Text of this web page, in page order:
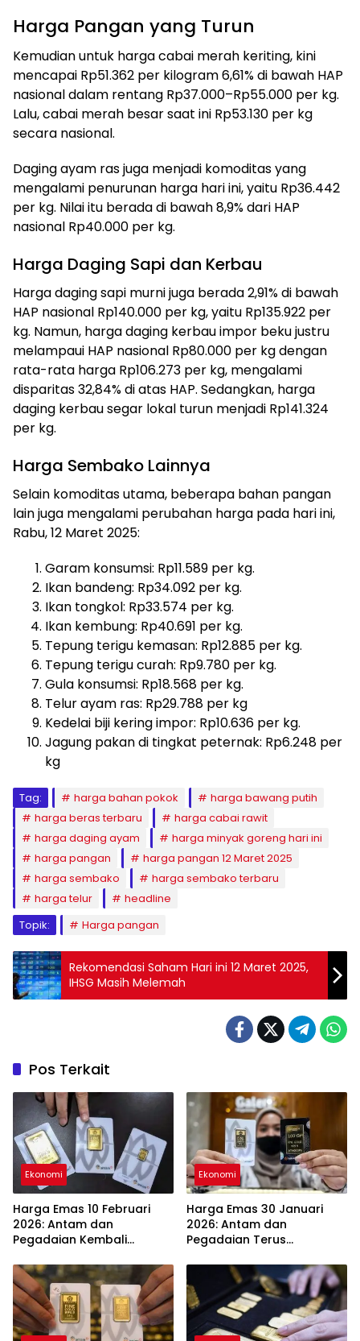
Harga Pangan yang Turun
Kemudian untuk harga cabai merah keriting, kini
mencapai Rp51.362 per kilogram 6,61% di bawah HAP
nasional dalam rentang Rp37.000–Rp55.000 per kg.
Lalu, cabai merah besar saat ini Rp53.130 per kg
secara nasional.
Daging ayam ras juga menjadi komoditas yang
mengalami penurunan harga hari ini, yaitu Rp36.442
per kg. Nilai itu berada di bawah 8,9% dari HAP
nasional Rp40.000 per kg.
Harga Daging Sapi dan Kerbau
Harga daging sapi murni juga berada 2,91% di bawah
HAP nasional Rp140.000 per kg, yaitu Rp135.922 per
kg. Namun, harga daging kerbau impor beku justru
melampaui HAP nasional Rp80.000 per kg dengan
rata-rata harga Rp106.273 per kg, mengalami
disparitas 32,84% di atas HAP. Sedangkan, harga
daging kerbau segar lokal turun menjadi Rp141.324
per kg.
Harga Sembako Lainnya
Selain komoditas utama, beberapa bahan pangan
lain juga mengalami perubahan harga pada hari ini,
Rabu, 12 Maret 2025:
Garam konsumsi: Rp11.589 per kg.
Ikan bandeng: Rp34.092 per kg.
Ikan tongkol: Rp33.574 per kg.
Ikan kembung: Rp40.691 per kg.
Tepung terigu kemasan: Rp12.885 per kg.
Tepung terigu curah: Rp9.780 per kg.
Gula konsumsi: Rp18.568 per kg.
Telur ayam ras: Rp29.788 per kg
Kedelai biji kering impor: Rp10.636 per kg.
Jagung pakan di tingkat peternak: Rp6.248 per
kg
Tag: harga bahan pokok
harga bawang putih
harga beras terbaru
harga cabai rawit
harga daging ayam
harga minyak goreng hari ini
harga pangan
harga pangan 12 Maret 2025
harga sembako
harga sembako terbaru
harga telur
headline
Topik:
Harga pangan
Rekomendasi Saham Hari ini 12 Maret 2025,
IHSG Masih Melemah
Pos Terkait
Ekonomi
Harga Emas 10 Februari
2026: Antam dan
Pegadaian Kembali
Ekonomi
Harga Emas 30 Januari
2026: Antam dan
Pegadaian Terus